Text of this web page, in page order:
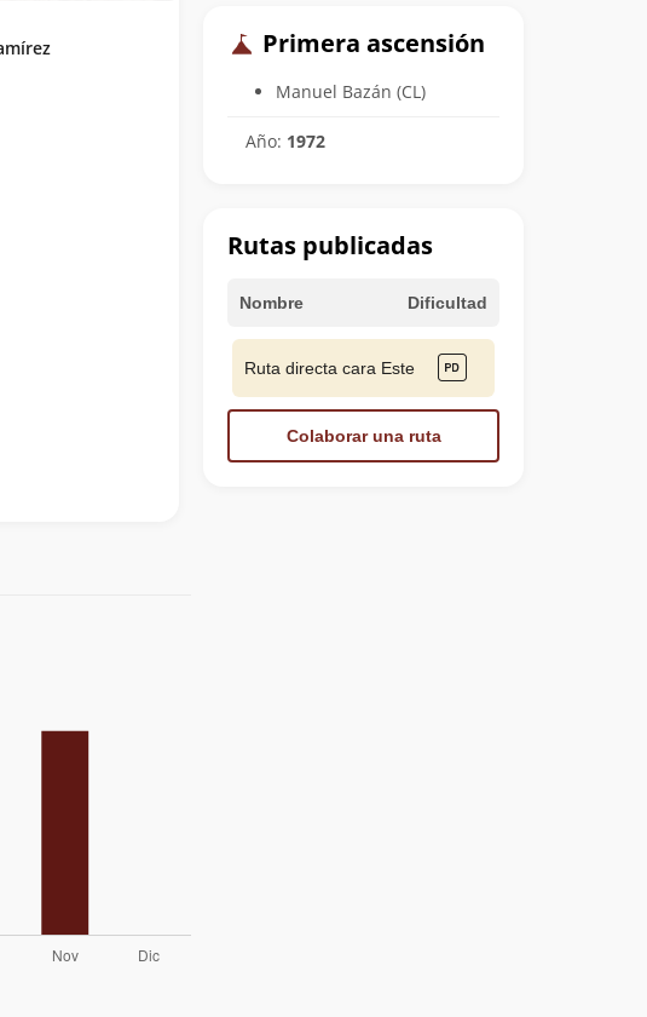
Primera ascensión
Manuel Bazán (CL)
Año: 1972
Rutas publicadas
Nombre Dificultad
Ruta directa cara Este
Colaborar una ruta